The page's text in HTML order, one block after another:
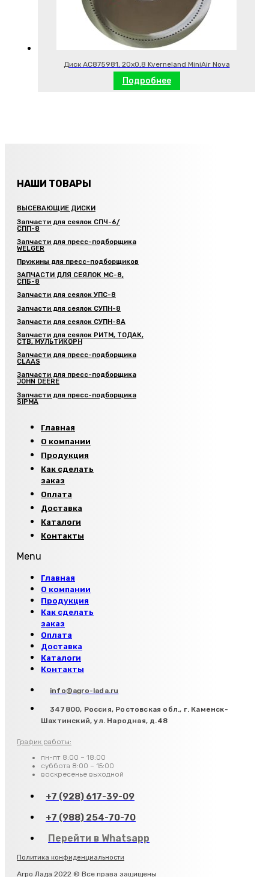
Диск AC875981, 20х0,8 Kverneland MiniAir Nova
Подробнее
НАШИ ТОВАРЫ
ВЫСЕВАЮЩИЕ ДИСКИ
Запчасти для сеялок СПЧ-6/
СПП-8
Запчасти для пресс-подборщика
WELGER
Пружины для пресс-подборщиков
ЗАПЧАСТИ ДЛЯ СЕЯЛОК МС-8,
СПБ-8
Запчасти для сеялок УПС-8
Запчасти для сеялок СУПН-8
Запчасти для сеялок СУПН-8А
Запчасти для сеялок РИТМ, ТОДАК,
СТВ, МУЛЬТИКОРН
Запчасти для пресс-подборщика
CLAAS
Запчасти для пресс-подборщика
JOHN DEERE
Запчасти для пресс-подборщика
SIPMA
Главная
О компании
Продукция
Как сделать
заказ
Оплата
Доставка
Каталоги
Контакты
Menu
Главная
О компании
Продукция
Как сделать
заказ
Оплата
Доставка
Каталоги
Контакты
info@agro-lada.ru
347800, Россия, Ростовская обл., г. Каменск-
Шахтинский, ул. Народная, д.48
График работы:
пн-пт 8:00 – 18:00
суббота 8:00 – 15:00
воскресенье выходной
+7 (928) 617-39-09
+7 (988) 254-70-70
Перейти в Whatsapp
Политика конфиденциальности
Агро Лада 2022 © Все права защищены